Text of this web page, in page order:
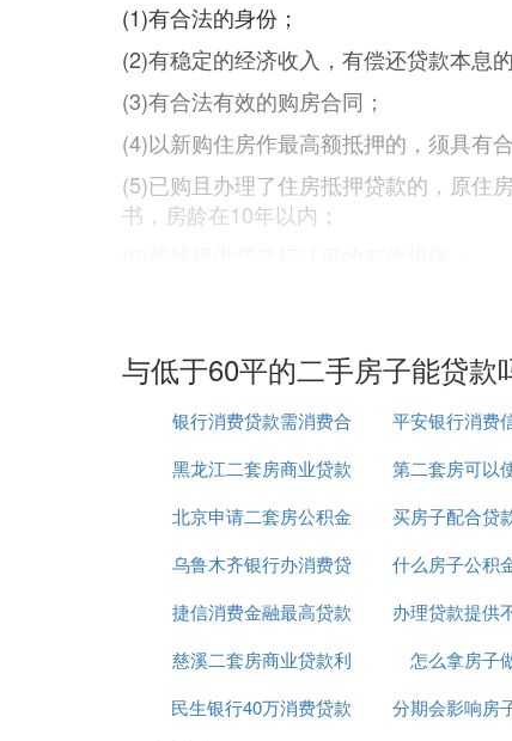
(1)有合法的身份；
(2)有稳定的经济收入，有偿还贷款本息
(3)有合法有效的购房合同；
(4)以新购住房作最高额抵押的，须具有
(5)已购且办理了住房抵押贷款的，原住
书，房龄在10年以内；
(3)低于60平的二手房子能贷款吗扩展阅
房屋二次贷款必须同时具备以下条件：
1、用于二次抵押贷款的房屋应为市场发
2、用于个人房屋二次抵押贷款的房屋必
3、房屋是使用中国银行抵押贷款所购买
4、房屋抵押登记已办妥，且我行是房屋
5、房屋已办理保险，且保险单正本由中
6、房屋所处位置优越，交通便利，配套
与低于60平的二手房子能贷款
银行消费贷款需消费合
同吗
平安银行消费
利率
黑龙江二套房商业贷款
新政策
第二套房可以
公积金贷
北京申请二套房公积金
贷款
买房子配合贷
乌鲁木齐银行办消费贷
款
什么房子公积
房
捷信消费金融最高贷款
20万
办理贷款提供
用途
慈溪二套房商业贷款利
率
怎么拿房子
民生银行40万消费贷款 分期会影响房